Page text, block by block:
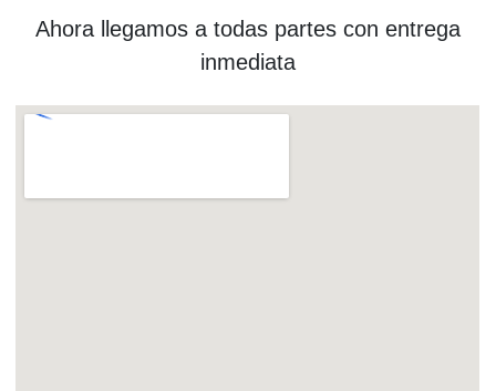
Ahora llegamos a todas partes con entrega
inmediata